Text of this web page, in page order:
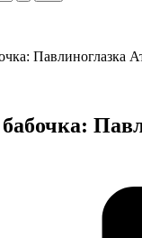
Павлиноглазка